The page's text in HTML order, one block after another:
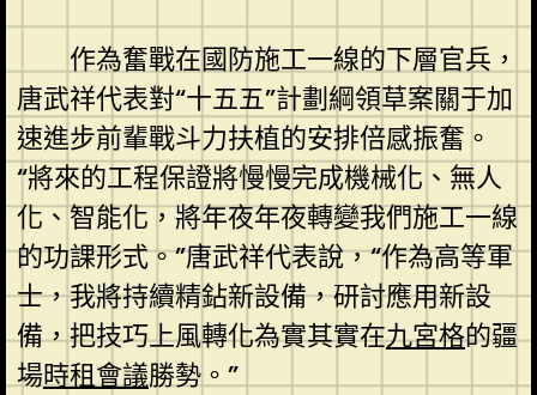
作為奮戰在國防施工一線的下層官兵，
唐武祥代表對“十五五”計劃綱領草案關于加
速進步前輩戰斗力扶植的安排倍感振奮。
“將來的工程保證將慢慢完成機械化、無人
化、智能化，將年夜年夜轉變我們施工一線
的功課形式。”唐武祥代表說，“作為高等軍
士，我將持續精鉆新設備，研討應用新設
備，把技巧上風轉化為實其實在九宮格的疆
場時租會議勝勢。”